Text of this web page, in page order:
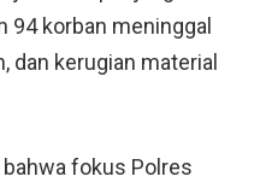
94 korban meninggal
dan kerugian material
fokus Polres